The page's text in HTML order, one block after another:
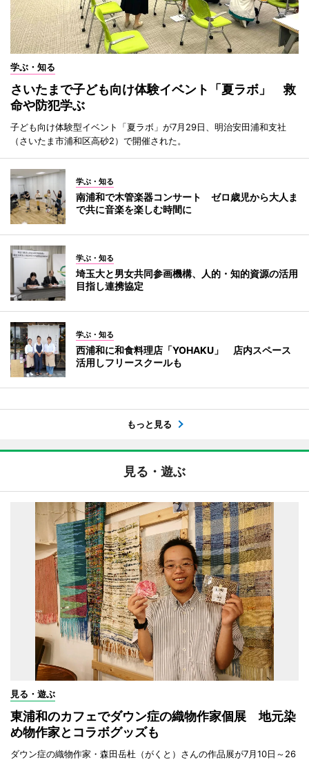
学ぶ・知る
さいたまで子ども向け体験イベント「夏ラボ」 救
命や防犯学ぶ
子ども向け体験型イベント「夏ラボ」が7月29日、明治安田浦和支社
（さいたま市浦和区高砂2）で開催された。
学ぶ・知る
南浦和で木管楽器コンサート ゼロ歳児から大人ま
で共に音楽を楽しむ時間に
学ぶ・知る
埼玉大と男女共同参画機構、人的・知的資源の活用
目指し連携協定
学ぶ・知る
西浦和に和食料理店「YOHAKU」 店内スペース
活用しフリースクールも
もっと見る
見る・遊ぶ
見る・遊ぶ
東浦和のカフェでダウン症の織物作家個展 地元染
め物作家とコラボグッズも
ダウン症の織物作家・森田岳杜（がくと）さんの作品展が7月10日～26